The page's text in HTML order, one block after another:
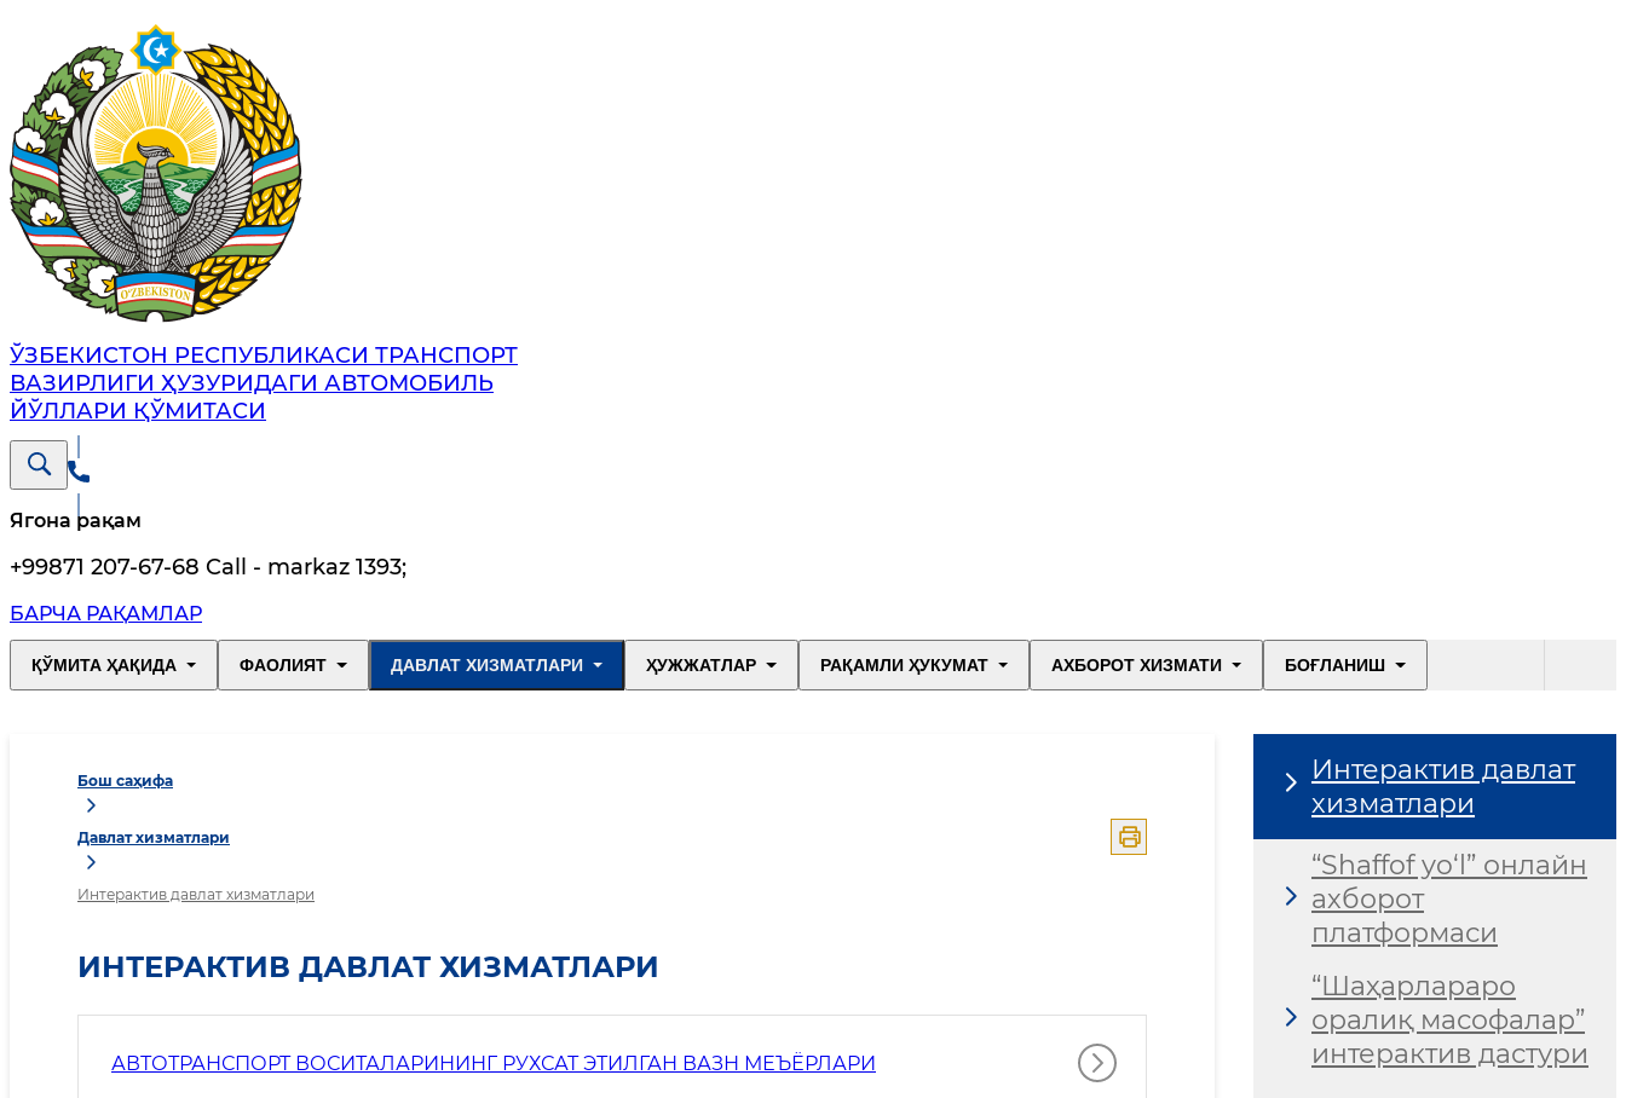
ЎЗБЕКИСТОН РЕСПУБЛИКАСИ ТРАНСПОРТ
ВАЗИРЛИГИ ҲУЗУРИДАГИ АВТОМОБИЛЬ
ЙЎЛЛАРИ ҚЎМИТАСИ
Ягона рақам
+99871 207-67-68 Call - markaz 1393;
БАРЧА РАҚАМЛАР
ҚЎМИТА ҲАҚИДА ФАОЛИЯТ ДАВЛАТ ХИЗМАТЛАРИ ҲУЖЖАТЛАР РАҚАМЛИ ҲУКУМАТ АХБОРОТ ХИЗМАТИ БОҒЛАНИШ
Бош саҳифа
Давлат хизматлари
Интерактив давлат хизматлари
ИНТЕРАКТИВ ДАВЛАТ ХИЗМАТЛАРИ
АВТОТРАНСПОРТ ВОСИТАЛАРИНИНГ РУХСАТ ЭТИЛГАН ВАЗН МЕЪЁРЛАРИ
Интерактив давлат
хизматлари
“Shaffof yo‘l” онлайн
ахборот
платформаси
“Шаҳарлараро
оралиқ масофалар”
интерактив дастури